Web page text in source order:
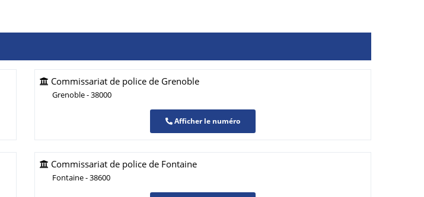
Commissariat de police de Grenoble
Grenoble - 38000
Afficher le numéro
Commissariat de police de Fontaine
Fontaine - 38600